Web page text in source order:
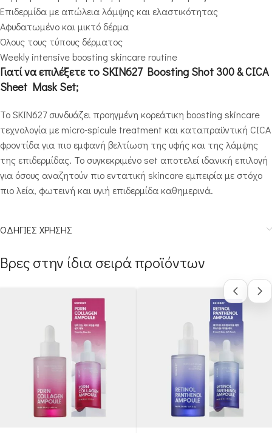
Επιδερμίδα με απώλεια λάμψης και ελαστικότητας
Αφυδατωμένο και μικτό δέρμα
Όλους τους τύπους δέρματος
Weekly intensive boosting skincare routine
Γιατί να επιλέξετε το SKIN627 Boosting Shot 300 & CICA
Sheet Mask Set;
Το SKIN627 συνδυάζει προηγμένη κορεάτικη boosting skincare
τεχνολογία με micro-spicule treatment και καταπραϋντική CICA
φροντίδα για πιο εμφανή βελτίωση της υφής και της λάμψης
της επιδερμίδας. Το συγκεκριμένο set αποτελεί ιδανική επιλογή
για όσους αναζητούν πιο εντατική skincare εμπειρία με στόχο
πιο λεία, φωτεινή και υγιή επιδερμίδα καθημερινά.
ΟΔΗΓΙΕΣ ΧΡΗΣΗΣ
Βρες στην ίδια σειρά προϊόντων